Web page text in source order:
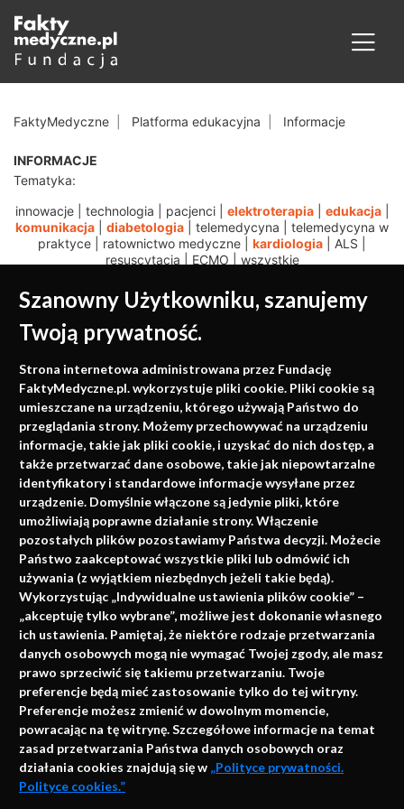
Szanowny Użytkowniku, szanujemy
Twoją prywatność.
Strona internetowa administrowana przez Fundację
FaktyMedyczne.pl. wykorzystuje pliki cookie. Pliki cookie są
umieszczane na urządzeniu, którego używają Państwo do
przeglądania strony. Możemy przechowywać na urządzeniu
informacje, takie jak pliki cookie, i uzyskać do nich dostęp, a
także przetwarzać dane osobowe, takie jak niepowtarzalne
identyfikatory i standardowe informacje wysyłane przez
urządzenie. Domyślnie włączone są jedynie pliki, które
umożliwiają poprawne działanie strony. Włączenie
pozostałych plików pozostawiamy Państwa decyzji. Możecie
Państwo zaakceptować wszystkie pliki lub odmówić ich
używania (z wyjątkiem niezbędnych jeżeli takie będą).
Wykorzystując „Indywidualne ustawienia plików cookie” –
„akceptuję tylko wybrane”, możliwe jest dokonanie własnego
ich ustawienia. Pamiętaj, że niektóre rodzaje przetwarzania
danych osobowych mogą nie wymagać Twojej zgody, ale masz
prawo sprzeciwić się takiemu przetwarzaniu. Twoje
preferencje będą mieć zastosowanie tylko do tej witryny.
Preferencje możesz zmienić w dowolnym momencie,
powracając na tę witrynę. Szczegółowe informacje na temat
zasad przetwarzania Państwa danych osobowych oraz
działania cookies znajdują się w „Polityce prywatności.
Polityce cookies.”
FaktyMedyczne Platforma edukacyjna Informacje
INFORMACJE
Tematyka:
innowacje| technologia pacjenci| elektroterapia| edukacja|
komunikacja
diabetologia telemedycyna
telemedycyna w
praktyce
ratownictwo medyczne kardiologia ALS
resuscytacja
ECMO wszystkie
Medycyna oparta na
faktach
Konferencje, szkolenia, e-learning, wydawnictwo
Napisz do nas
info@faktymedyczne.pl
ul. Towarowa 2
43-460 Wisła
Redakcja medyczna:
ul. Wolności 338b